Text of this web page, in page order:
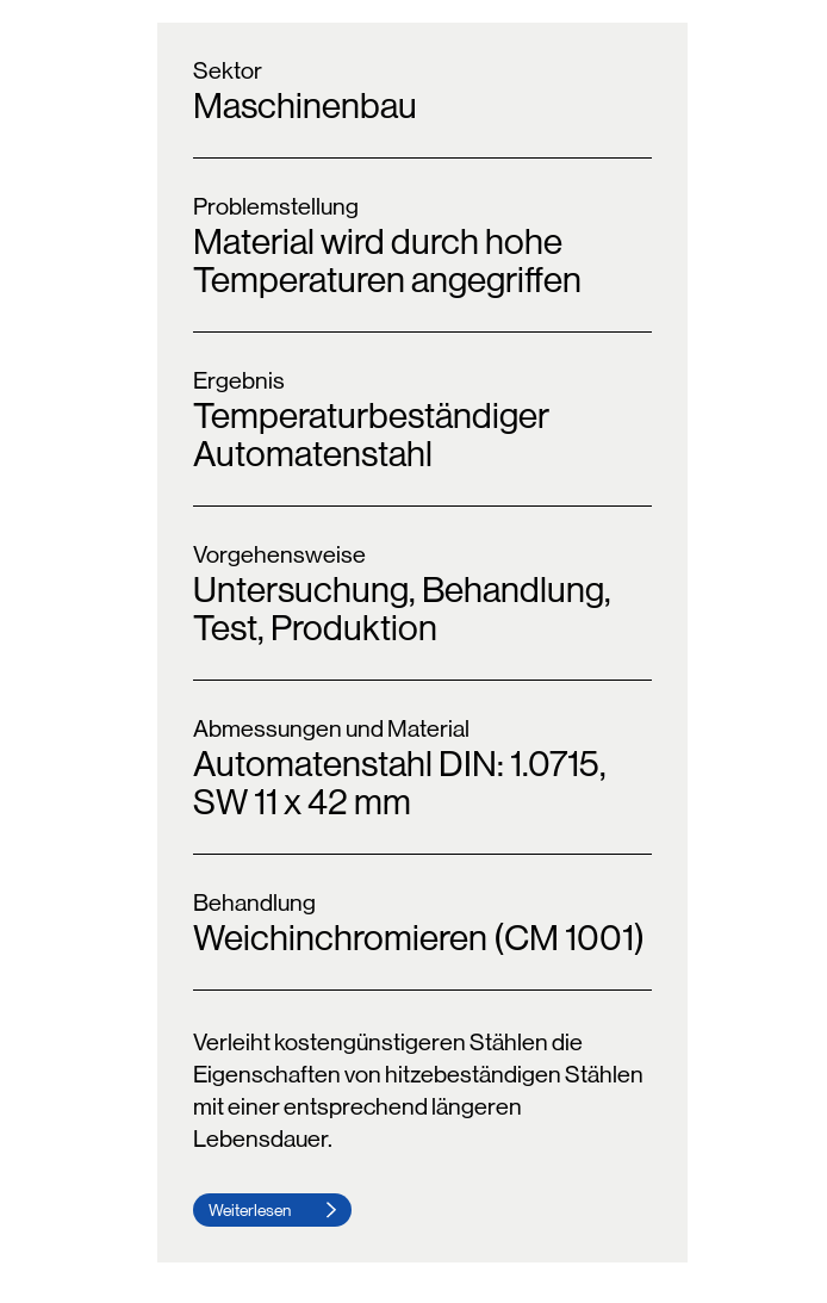
Sektor
Maschinenbau
Problemstellung
Material wird durch hohe
Temperaturen angegriffen
Ergebnis
Temperaturbeständiger
Automatenstahl
Vorgehensweise
Untersuchung, Behandlung,
Test, Produktion
Abmessungen und Material
Automatenstahl DIN: 1.0715,
SW 11 x 42 mm
Behandlung
Weichinchromieren (CM 1001)
Verleiht kostengünstigeren Stählen die
Eigenschaften von hitzebeständigen Stählen
mit einer entsprechend längeren
Lebensdauer.
Weiterlesen